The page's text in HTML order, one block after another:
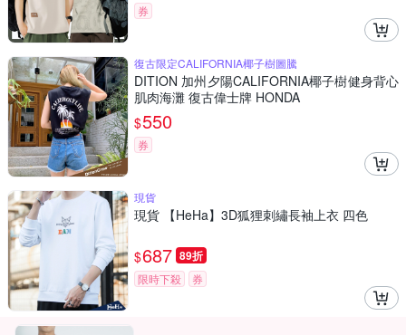
券
復古限定CALIFORNIA椰子樹圖騰
DITION 加州夕陽CALIFORNIA椰子樹健身背心
肌肉海灘 復古偉士牌 HONDA
$550
券
現貨
現貨 【HeHa】3D狐狸刺繡長袖上衣 四色
$687 89折
限時下殺 券